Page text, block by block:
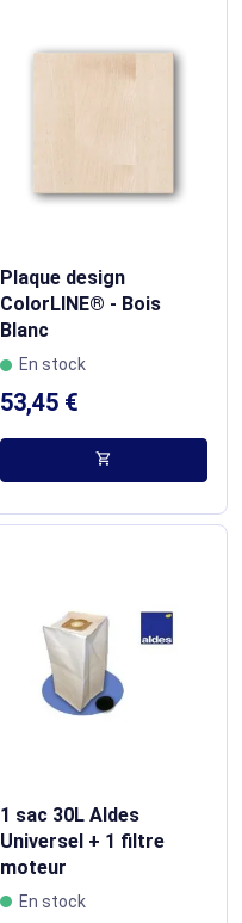
Plaque design
ColorLINE® - Bois
Blanc
En stock
53,45 €
shopping_cart
1 sac 30L Aldes
Universel + 1 filtre
moteur
En stock